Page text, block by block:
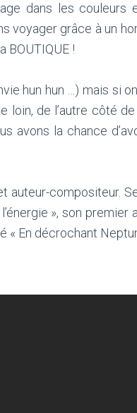
dans les couleurs
voyager grâce à un
BOUTIQUE !
hun hun …) mais si
loin, de l’autre côté de
avons la chance
auteur-compositeur.
», son premier
« En décrochant